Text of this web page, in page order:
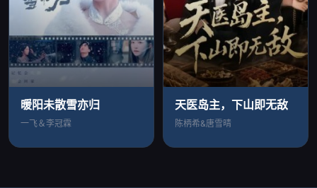
暖阳未散雪亦归
一飞＆李冠霖
天医岛主，下山即无敌
陈柄希&唐雪晴